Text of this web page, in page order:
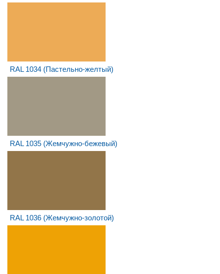
RAL 1034 (Пастельно-желтый)
RAL 1035 (Жемчужно-бежевый)
RAL 1036 (Жемчужно-золотой)